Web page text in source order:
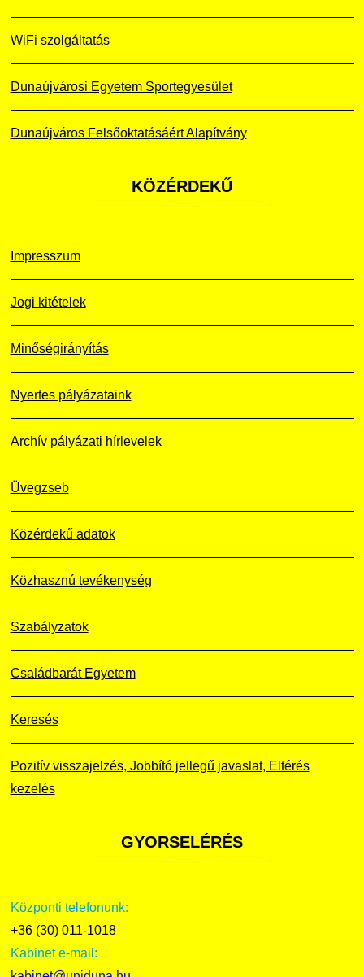
WiFi szolgáltatás
Dunaújvárosi Egyetem Sportegyesület
Dunaújváros Felsőoktatásáért Alapítvány
KÖZÉRDEKŰ
Impresszum
Jogi kitételek
Minőségirányítás
Nyertes pályázataink
Archív pályázati hírlevelek
Üvegzseb
Közérdekű adatok
Közhasznú tevékenység
Szabályzatok
Családbarát Egyetem
Keresés
Pozitív visszajelzés, Jobbító jellegű javaslat, Eltérés
kezelés
GYORSELÉRÉS
Központi telefonunk:
+36 (30) 011-1018
Kabinet e-mail: